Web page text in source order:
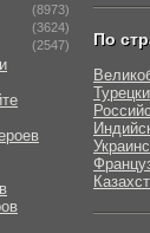
(8973)
(3624)
(2547) По